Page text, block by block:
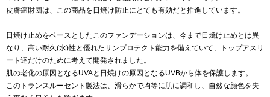
皮膚癌財団は、この商品を日焼け防止にとても有効だと推進しています。
日焼け止めをベースとしたこのファンデーションは、今まで日焼け止めとは異
なり、高い耐久(水)性と優れたサンプロテクト能力を備えていて、トップアスリ
ート達だけのために考えて開発されました。
肌の老化の原因となるUVAと日焼けの原因となるUVBから体を保護します。
このトランスルーセント製法は、滑らかで均等に肌に調和し、自然な顔色を失